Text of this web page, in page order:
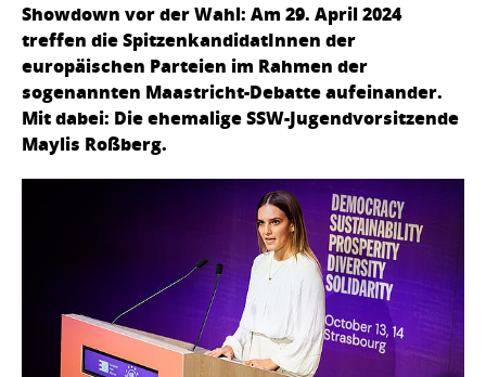
Showdown vor der Wahl: Am 29. April 2024
treffen die SpitzenkandidatInnen der
europäischen Parteien im Rahmen der
sogenannten Maastricht-Debatte aufeinander.
Mit dabei: Die ehemalige SSW-Jugendvorsitzende
Maylis Roßberg.